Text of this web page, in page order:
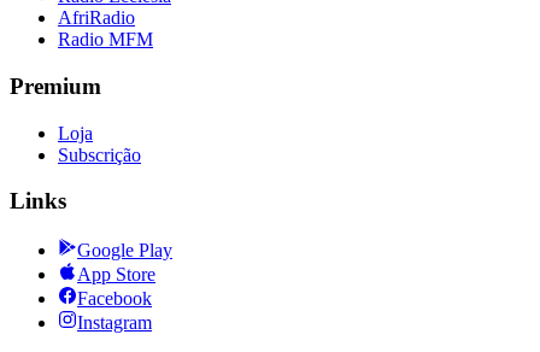
AfriRadio
Radio MFM
Premium
Loja
Subscrição
Links
Google Play
App Store
Facebook
Instagram